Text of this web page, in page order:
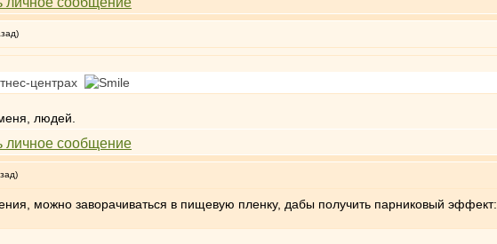
центрах
людей.
можно заворачиваться в пищевую пленку, дабы получить парниковый эффект: